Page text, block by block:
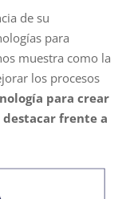
de su
para
muestra como la
los procesos
para crear
frente a